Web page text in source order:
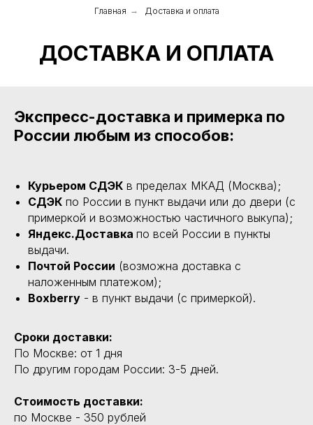
Главная → Доставка и оплата
ДОСТАВКА И ОПЛАТА
Экспресс-доставка и примерка по
России любым из способов:
Курьером СДЭК в пределах МКАД (Москва);
СДЭК по России в пункт выдачи или до двери (с
примеркой и возможностью частичного выкупа);
Яндекс.Доставка по всей России в пункты
выдачи.
Почтой России (возможна доставка с
наложенным платежом);
Boxberry - в пункт выдачи (с примеркой).
Сроки доставки:
По Москве: от 1 дня
По другим городам России: 3-5 дней.
Стоимость доставки:
по Москве - 350 рублей